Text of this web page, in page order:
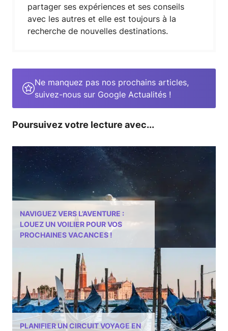
partager ses expériences et ses conseils
avec les autres et elle est toujours à la
recherche de nouvelles destinations.
Ne manquez pas nos prochains articles,
suivez-nous sur Google Actualités !
NAVIGUEZ VERS L’AVENTURE :
LOUEZ UN VOILIER POUR VOS
PROCHAINES VACANCES !
PLANIFIER UN CIRCUIT VOYAGE EN
Poursuivez votre lecture avec...